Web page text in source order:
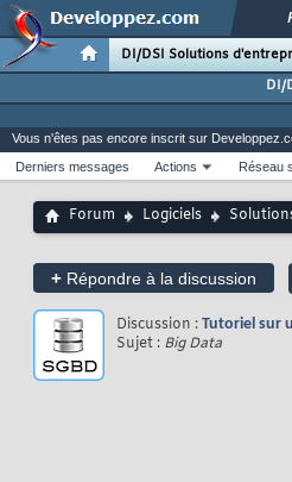
DI/DSI Solutions
DI/
Vous n'êtes pas encore inscrit sur
Derniers messages
Actions Réseau
Forum Logiciels
+ Répondre à la discussion
Discussion : Tutoriel sur
Sujet : Big Data